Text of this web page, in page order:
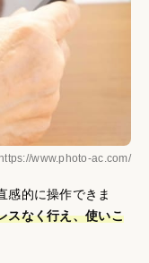
www.photo-ac.com/
感的に操作できま
スなく行え、使いこ